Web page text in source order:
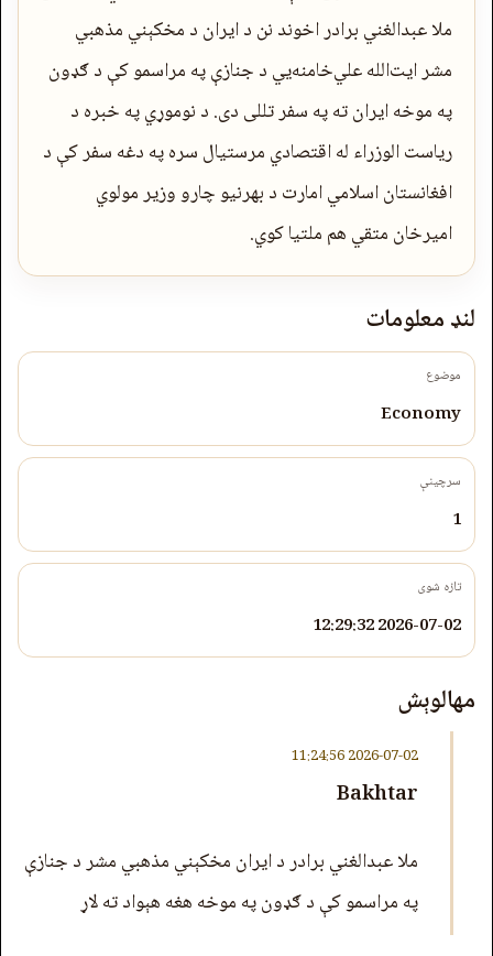
ملا عبدالغني برادر اخوند نن د ایران د مخکېني مذهبي
مشر ایت‌الله علي‌خامنه‌يي د جنازې په مراسمو کې د ګډون
په موخه ایران ته په سفر تللی دی. د نوموړي په خبره د
رياست الوزراء له اقتصادي مرستيال سره په دغه سفر کې د
افغانستان اسلامي امارت د بهرنیو چارو وزیر مولوي
امیرخان متقي هم ملتیا کوي.
لنډ معلومات
موضوع
Economy
سرچینې
1
تازه شوی
2026-07-02 12:29:32
مهالوېش
2026-07-02 11:24:56
Bakhtar
ملا عبدالغني برادر د ايران مخکېني مذهبي مشر د جنازې
په مراسمو کې د ګډون په موخه هغه هېواد ته لاړ